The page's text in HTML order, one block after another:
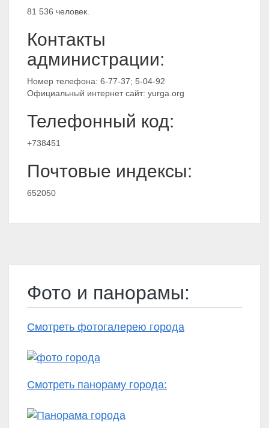
81 536 человек.
Контакты
администрации:
Номер телефона: 6-77-37; 5-04-92
Официальный интернет сайт: yurga.org
Телефонный код:
+738451
Почтовые индексы:
652050
Фото и панорамы:
Смотреть фотогалерею города
Смотреть панораму города: